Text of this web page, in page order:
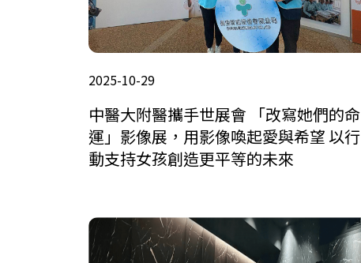
2025-10-29
中醫大附醫攜手世展會 「改寫她們的命
運」影像展，用影像喚起愛與希望 以行
動支持女孩創造更平等的未來